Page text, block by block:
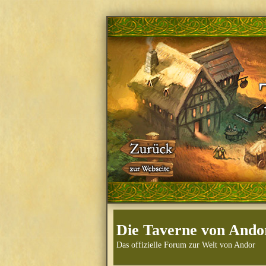
Die Taverne von
Das offizielle Forum zur Welt von Andor